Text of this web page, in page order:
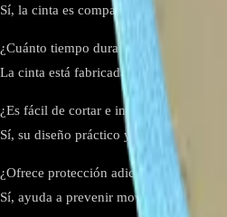
Sí, la cinta es compatible con una
¿Cuánto tiempo dura esta cinta bajo
La cinta está fabricada con materiales
¿Es fácil de cortar e instalar la cinta Blue
Sí, su diseño práctico y longitud
¿Ofrece protección adicional para las
Sí, ayuda a prevenir movimientos